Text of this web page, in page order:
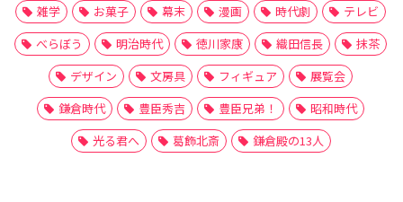
雑学
お菓子 幕末 漫画 時代劇
テレビ
べらぼう
明治時代 徳川家康 織田信長
抹茶
デザイン
文房具 フィギュア
展覧会
鎌倉時代
豊臣秀吉 豊臣兄弟！
昭和時代
光る君へ
葛飾北斎 鎌倉殿の13人